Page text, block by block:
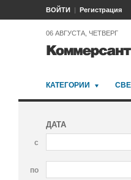
ВОЙТИ Регистрация
06 АВГУСТА, ЧЕТВЕРГ
КАТЕГОРИИ
ДАТА
с
по